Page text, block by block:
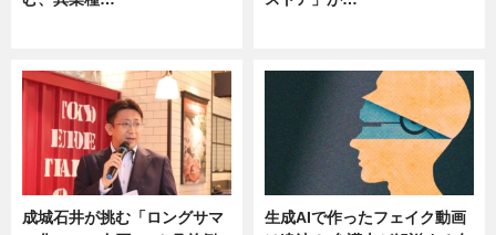
成城石井が挑む「ロングサマ
生成AIで作ったフェイク動画